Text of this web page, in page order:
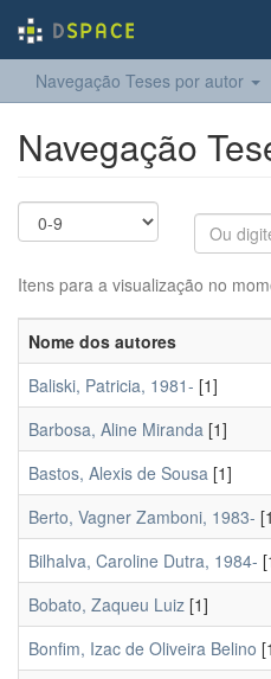
Navegação Teses por autor
Navegação
Itens para a visualização no
Nome dos autores
Baliski, Patricia, 1981- [1]
Barbosa, Aline Miranda [1]
Bastos, Alexis de Sousa [1]
Berto, Vagner Zamboni, 1983-
Bilhalva, Caroline Dutra, 1984-
Bobato, Zaqueu Luiz [1]
Bonfim, Izac de Oliveira Belino